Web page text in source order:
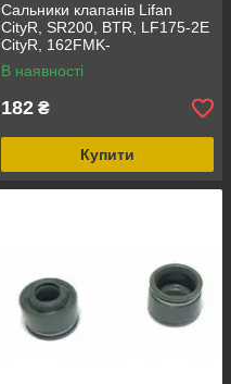
Сальники клапанів Lifan
CityR, SR200, BTR, LF175-2E
CityR, 162FMK-
3,166FMM,174MN, W190D,5
мм
В наявності
182 ₴
Купити